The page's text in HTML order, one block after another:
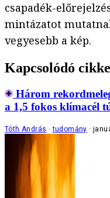
csapadék-
mintázatot
vegyesebb a kép.
Kapcsolódó
Három
a 1,5 fokos klímacél
Tóth András tudomány